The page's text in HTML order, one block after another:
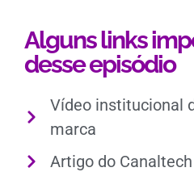
Alguns links
desse episódio
Vídeo institucional
marca
Artigo do